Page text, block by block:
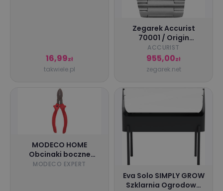
16,99zł
takwiele.pl
Zegarek Accurist
70001 / Origin
Chronograph 41mm -
Royal Blue / męski
ACCURIST
955,00zł
zegarek.net
MODECO HOME
Obcinaki boczne
180mm (MN-20-117)
MODECO EXPERT
Eva Solo SIMPLY GROW
Szklarnia Ogrodowa